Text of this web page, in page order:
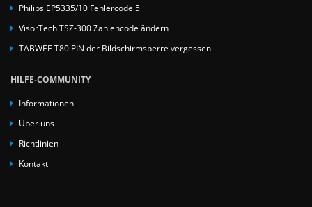
Philips EP5335/10 Fehlercode 5
VisorTech TSZ-300 Zahlencode ändern
TABWEE T80 PIN der Bildschirmsperre vergessen
HILFE-COMMUNITY
Informationen
Über uns
Richtlinien
Kontakt